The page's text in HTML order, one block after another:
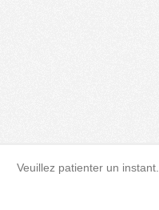
Veuillez patienter un